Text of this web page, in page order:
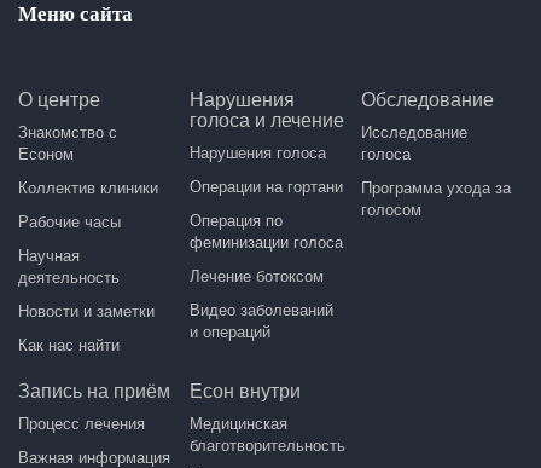
Меню сайта
О центре
Знакомство с
Есоном
Коллектив клиники
Рабочие часы
Научная
деятельность
Новости и заметки
Как нас найти
Нарушения
голоса и лечение
Нарушения голоса
Операции на гортани
Операция по
феминизации голоса
Лечение ботоксом
Видео заболеваний
и операций
Обследование
Исследование
голоса
Программа ухода за
голосом
Запись на приём
Процесс лечения
Важная информация
Есон внутри
Медицинская
благотворительность